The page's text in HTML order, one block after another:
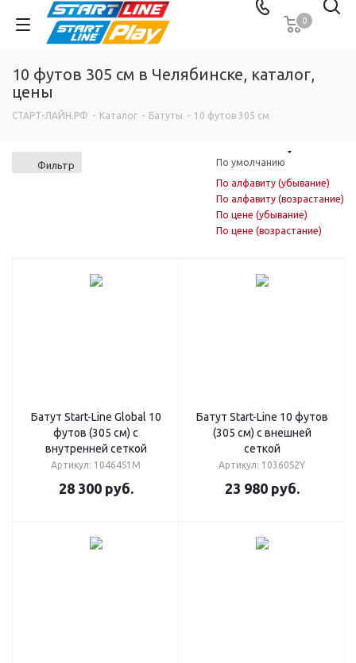
0
10 футов 305 см в Челябинске, каталог,
цены
СТАРТ-ЛАЙН.РФ - Каталог - Батуты - 10 футов 305 см
Фильтр
По умолчанию
По алфавиту (убывание)
По алфавиту (возрастание)
По цене (убывание)
По цене (возрастание)
Батут Start-Line Global 10
футов (305 см) с
внутренней сеткой
Артикул: 10464S1M
28 300руб.
Батут Start-Line 10 футов
(305 см) с внешней
сеткой
Артикул: 10360S2Y
23 980руб.